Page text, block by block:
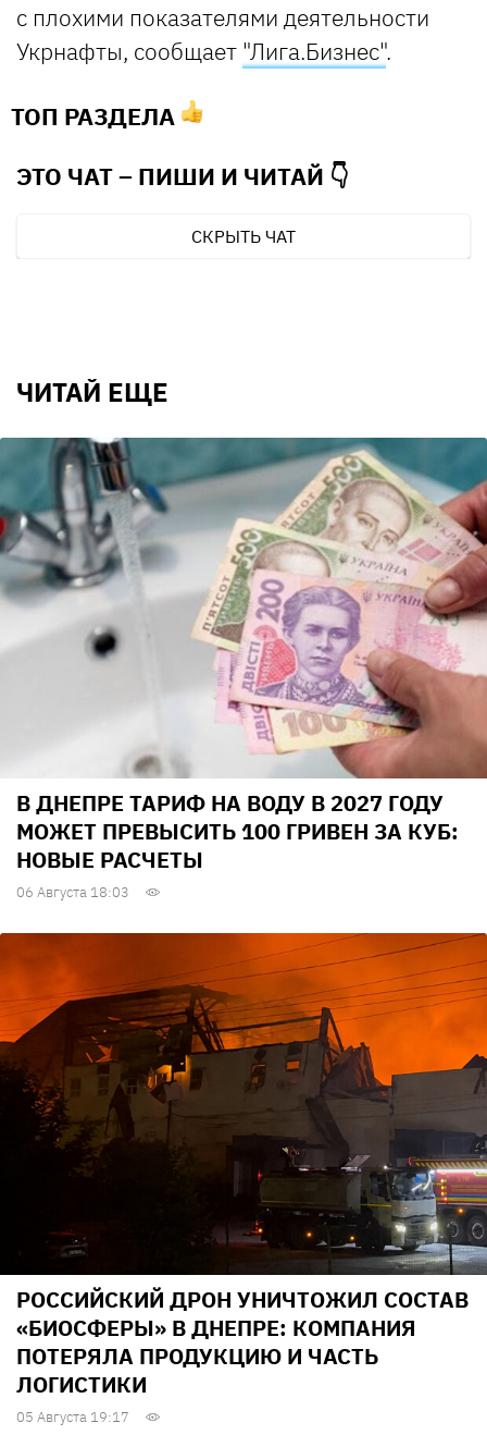
с плохими показателями деятельности
Укрнафты, сообщает "Лига.Бизнес".
ТОП РАЗДЕЛА
ЭТО ЧАТ – ПИШИ И ЧИТАЙ 👇
СКРЫТЬ ЧАТ
ЧИТАЙ ЕЩЕ
В ДНЕПРЕ ТАРИФ НА ВОДУ В 2027 ГОДУ
МОЖЕТ ПРЕВЫСИТЬ 100 ГРИВЕН ЗА КУБ:
НОВЫЕ РАСЧЕТЫ
06 Августа 18:03
РОССИЙСКИЙ ДРОН УНИЧТОЖИЛ СОСТАВ
«БИОСФЕРЫ» В ДНЕПРЕ: КОМПАНИЯ
ПОТЕРЯЛА ПРОДУКЦИЮ И ЧАСТЬ
ЛОГИСТИКИ
05 Августа 19:17